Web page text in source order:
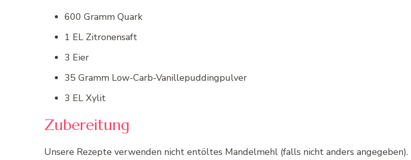
600 Gramm Quark
1 EL Zitronensaft
3 Eier
35 Gramm Low-Carb-Vanillepuddingpulver
3 EL Xylit
Zubereitung
Unsere Rezepte verwenden nicht entöltes Mandelmehl (falls nicht anders angegeben).